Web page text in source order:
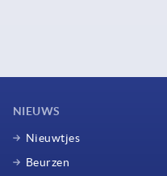
NIEUWS
Nieuwtjes
Beurzen